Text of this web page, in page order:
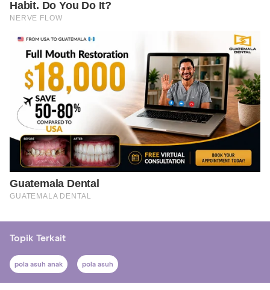
Topik Terkait
pola asuh anak pola asuh